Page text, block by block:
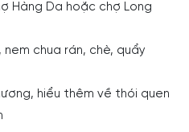
Hàng Da hoặc chợ Long
chua rán, chè, quẩy
hiểu thêm về thói quen